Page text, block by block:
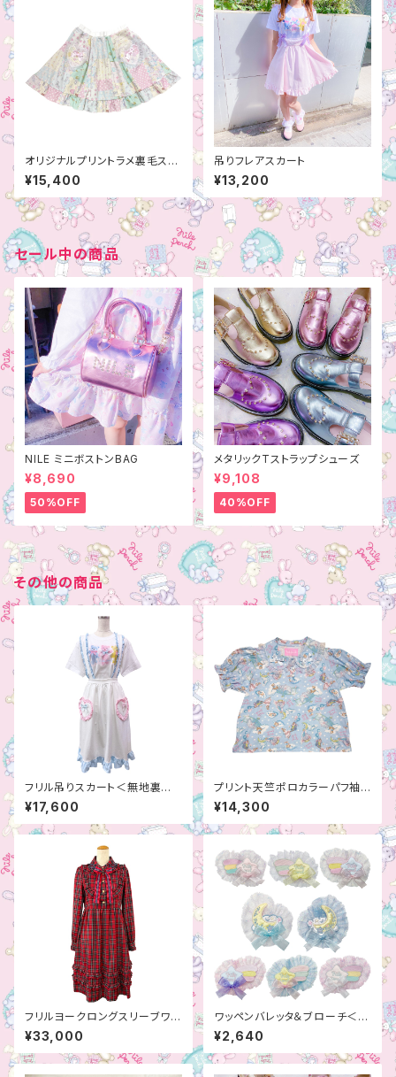
オリジナルプリントラメ裏毛スカ
ート
¥15,400
吊りフレアスカート
¥13,200
セール中の商品
NILE ミニボストンBAG
¥8,690
50%OFF
メタリックTストラップシューズ
¥9,108
40%OFF
その他の商品
フリル吊りスカート＜無地裏毛
＞
¥17,600
プリント天竺ポロカラーパフ袖T
OPS
¥14,300
フリルヨークロングスリーブワン
ピース
¥33,000
ワッペンバレッタ＆ブローチ＜夜
空＞
¥2,640